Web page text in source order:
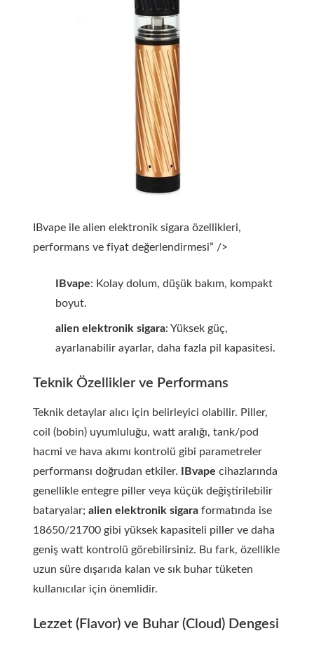
IBvape ile alien elektronik sigara özellikleri,
performans ve fiyat değerlendirmesi” />
IBvape: Kolay dolum, düşük bakım, kompakt
boyut.
alien elektronik sigara: Yüksek güç,
ayarlanabilir ayarlar, daha fazla pil kapasitesi.
Teknik Özellikler ve Performans
Teknik detaylar alıcı için belirleyici olabilir. Piller,
coil (bobin) uyumluluğu, watt aralığı, tank/pod
hacmi ve hava akımı kontrolü gibi parametreler
performansı doğrudan etkiler.
IBvape cihazlarında
genellikle entegre piller veya küçük değiştirilebilir
bataryalar; alien elektronik sigara formatında ise
18650/21700 gibi yüksek kapasiteli piller ve daha
geniş watt kontrolü görebilirsiniz. Bu fark, özellikle
uzun süre dışarıda kalan ve sık buhar tüketen
kullanıcılar için önemlidir.
Lezzet (Flavor) ve Buhar (Cloud) Dengesi